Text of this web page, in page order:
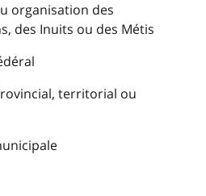
organisation des
des Inuits ou des Métis
territorial ou